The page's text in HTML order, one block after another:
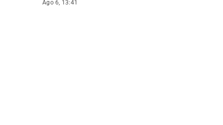
Ago 6, 13:41